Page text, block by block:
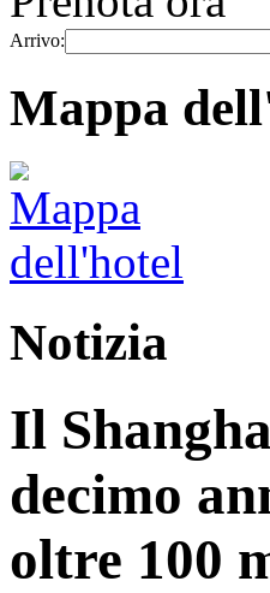
Arrivo:
Mappa
Notizia
Il
decimo
oltre 100